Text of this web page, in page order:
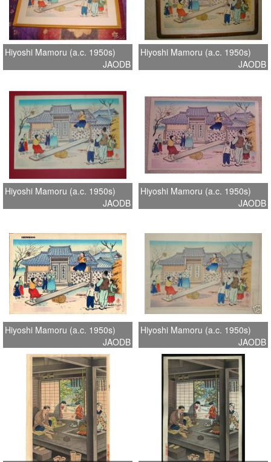
Hiyoshi Mamoru (a.c. 1950s)
JAODB
Hiyoshi Mamoru (a.c. 1950s)
JAODB
Hiyoshi Mamoru (a.c. 1950s)
JAODB
Hiyoshi Mamoru (a.c. 1950s)
JAODB
Hiyoshi Mamoru (a.c. 1950s)
JAODB
Hiyoshi Mamoru (a.c. 1950s)
JAODB